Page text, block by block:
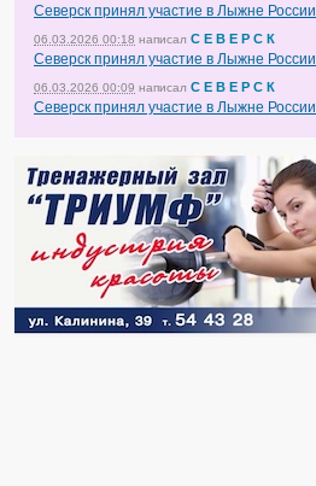
Северск принял участие в Лыжне России
06.03.2026 00:18 написал С Е В Е Р С К
Северск принял участие в Лыжне России
06.03.2026 00:09 написал С Е В Е Р С К
Северск принял участие в Лыжне России